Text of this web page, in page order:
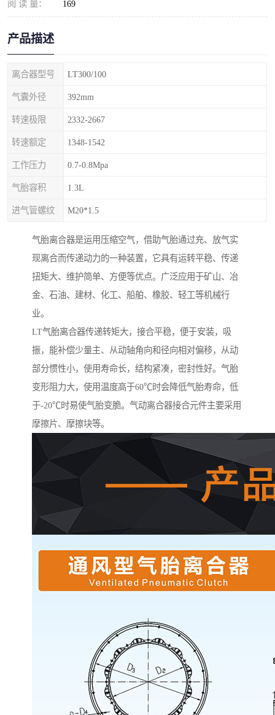
阅 读 量： 169
产品描述
离合器型号 LT300/100
气囊外径 392mm
转速极限 2332-2667
转速额定 1348-1542
工作压力 0.7-0.8Mpa
气胎容积 1.3L
进气管螺纹 M20*1.5
气胎离合器是运用压缩空气，借助气胎通过充、放气实
现离合而传递动力的一种装置，它具有运转平稳、传递
扭矩大、维护简单、方便等优点。广泛应用于矿山、冶
金、石油、建材、化工、船舶、橡胶、轻工等机械行
业。
LT气胎离合器传递转矩大，接合平稳，便于安装，吸
振，能补偿少量主、从动轴角向和径向相对偏移，从动
部分惯性小，使用寿命长，结构紧凑，密封性好。气胎
变形阻力大，使用温度高于60℃时会降低气胎寿命，低
于-20℃时易使气胎变脆。气动离合器接合元件主要采用
摩擦片、摩擦块等。